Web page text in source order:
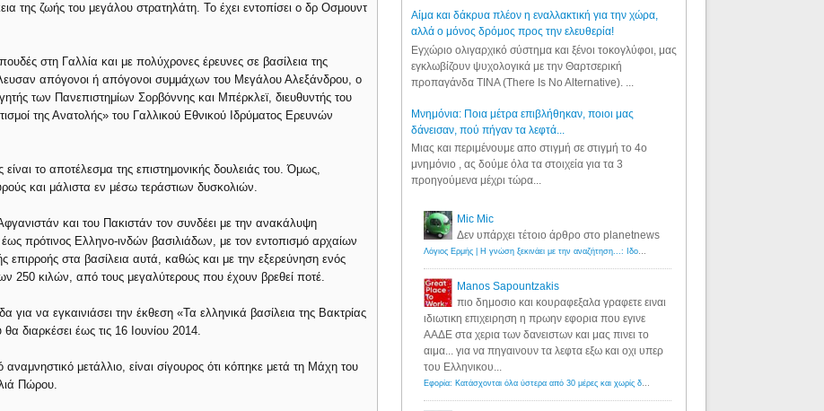
της ζωής του μεγάλου στρατηλάτη. Το έχει εντοπίσει ο δρ Οσμουντ
στη Γαλλία και με πολύχρονες έρευνες σε βασίλεια της
απόγονοι ή απόγονοι συμμάχων του Μεγάλου Αλεξάνδρου, ο
των Πανεπιστημίων Σορβόννης και Μπέρκλεϊ, διευθυντής του
της Ανατολής» του Γαλλικού Εθνικού Ιδρύματος Ερευνών
το αποτέλεσμα της επιστημονικής δουλειάς του. Όμως,
και μάλιστα εν μέσω τεράστιων δυσκολιών.
και του Πακιστάν τον συνδέει με την ανακάλυψη
πρότινος Ελληνο-ινδών βασιλιάδων, με τον εντοπισμό αρχαίων
επιρροής στα βασίλεια αυτά, καθώς και με την εξερεύνηση ενός
250 κιλών, από τους μεγαλύτερους που έχουν βρεθεί ποτέ.
να εγκαινιάσει την έκθεση «Τα ελληνικά βασίλεια της Βακτρίας
διαρκέσει έως τις 16 Ιουνίου 2014.
μετάλλιο, είναι σίγουρος ότι κόπηκε μετά τη Μάχη του
Πώρου.
Αίμα και δάκρυα πλέον η εναλλακτική για την χώρα,
αλλά ο μόνος δρόμος προς την ελευθερία!
Εγχώριο ολιγαρχικό σύστημα και ξένοι τοκογλύφοι, μας
εγκλωβίζουν ψυχολογικά με την Θαρτσερική
προπαγάνδα TINA (There Is No Alternative). ...
Μνημόνια: Ποια μέτρα επιβλήθηκαν, ποιοι μας
δάνεισαν, πού πήγαν τα λεφτά...
Μιας και περιμένουμε απο στιγμή σε στιγμή το 4ο
μνημόνιο , ας δούμε όλα τα στοιχεία για τα 3
προηγούμενα μέχρι τώρα...
Mic Mic
Δεν υπάρχει τέτοιο άρθρο στο planetnews
Λόγιος Ερμής | Η γνώση ξεκινάει με την αναζήτηση...: Ιδού οι 18 που χρωστούν 11 δις ευρώ!
Manos Sapountzakis
πιο δημοσιο και κουραφεξαλα γραφετε ειναι
ιδιωτικη επιχειρηση η πρωην εφορια που εγινε
ΑΑΔΕ στα χερια των δανειστων και μας πινει το
αιμα... για να πηγαινουν τα λεφτα εξω και οχι υπερ
του Ελληνικου...
Εφορία: Κατάσχονται όλα ύστερα από 30 μέρες και χωρίς δικαστικές αποφάσεις - Λόγιος Ερμής